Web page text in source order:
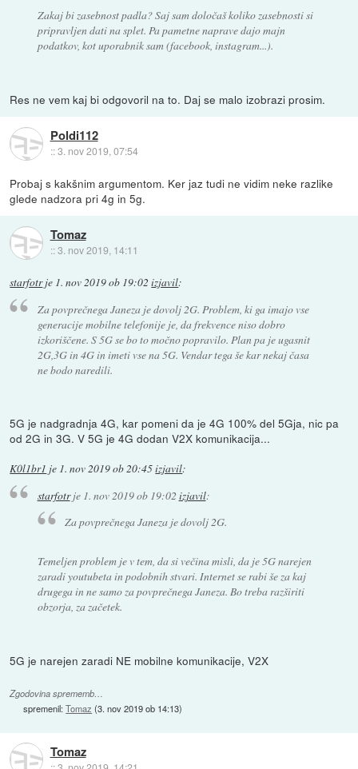
Zakaj bi zasebnost padla? Saj sam določaš koliko zasebnosti si
pripravljen dati na splet. Pa pametne naprave dajo majn
podatkov, kot uporabnik sam (facebook, instagram...).
Res ne vem kaj bi odgovoril na to. Daj se malo izobrazi prosim.
Poldi112
::3. nov 2019, 07:54
Probaj s kakšnim argumentom. Ker jaz tudi ne vidim neke razlike
glede nadzora pri 4g in 5g.
Tomaz
::3. nov 2019, 14:11
starfotrje 1. nov 2019 ob 19:02 izjavil:
Za povprečnega Janeza je dovolj 2G. Problem, ki ga imajo vse
generacije mobilne telefonije je, da frekvence niso dobro
izkoriščene. S 5G se bo to močno popravilo. Plan pa je ugasnit
2G,3G in 4G in imeti vse na 5G. Vendar tega še kar nekaj časa
ne bodo naredili.
5G je nadgradnja 4G, kar pomeni da je 4G 100% del 5Gja, nic pa
od 2G in 3G. V 5G je 4G dodan V2X komunikacija...
K0l1br1 je 1. nov 2019 ob 20:45izjavil:
starfotrje 1. nov 2019 ob 19:02 izjavil:
Za povprečnega Janeza je dovolj 2G.
Temeljen problem je v tem, da si večina misli, da je 5G narejen
zaradi youtubeta in podobnih stvari. Internet se rabi še za kaj
drugega in ne samo za povprečnega Janeza. Bo treba razširiti
obzorja, za začetek.
5G je narejen zaradi NE mobilne komunikacije, V2X
Zgodovina sprememb…
spremenil:Tomaz (3. nov 2019 ob 14:13)
Tomaz